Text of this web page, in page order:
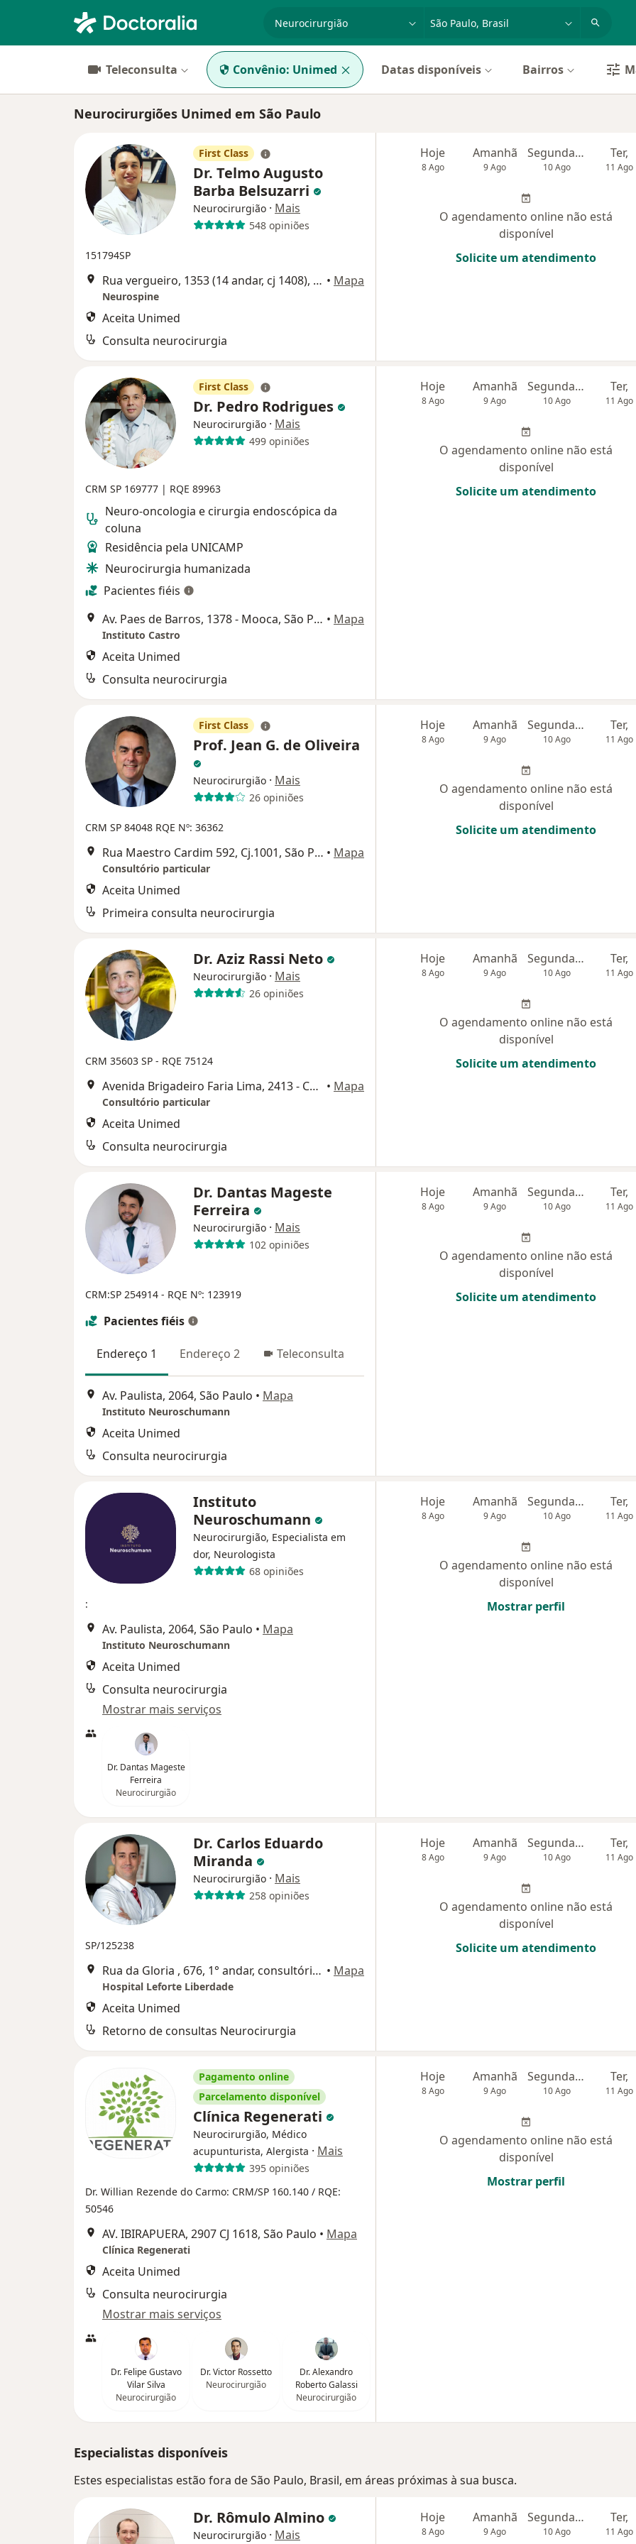
Teleconsulta Convênio: Unimed Datas disponíveis Bairros
Neurocirurgiões Unimed em São Paulo
First Class
Dr. Telmo Augusto
Barba Belsuzarri
Neurocirurgião · Mais
548 opiniões
151794SP
Rua vergueiro, 1353 (14 andar, cj 1408), São Paulo • Mapa
Neurospine
Aceita Unimed
Consulta neurocirurgia
Hoje
8 Ago
Amanhã
9 Ago
Segunda-feira
10 Ago
Ter,
11 Ago
O agendamento online não está
disponível
Solicite um atendimento
First Class
Dr. Pedro Rodrigues
Neurocirurgião · Mais
499 opiniões
CRM SP 169777 | RQE 89963
Neuro-oncologia e cirurgia endoscópica da
coluna
Residência pela UNICAMP
Neurocirurgia humanizada
Pacientes fiéis
Av. Paes de Barros, 1378 - Mooca, São Paulo • Mapa
Instituto Castro
Aceita Unimed
Consulta neurocirurgia
Hoje
8 Ago
Amanhã
9 Ago
Segunda-feira
10 Ago
Ter,
11 Ago
O agendamento online não está
disponível
Solicite um atendimento
First Class
Prof. Jean G. de Oliveira
Neurocirurgião · Mais
26 opiniões
CRM SP 84048 RQE Nº: 36362
Rua Maestro Cardim 592, Cj.1001, São Paulo • Mapa
Consultório particular
Aceita Unimed
Primeira consulta neurocirurgia
Hoje
8 Ago
Amanhã
9 Ago
Segunda-feira
10 Ago
Ter,
11 Ago
O agendamento online não está
disponível
Solicite um atendimento
Dr. Aziz Rassi Neto
Neurocirurgião · Mais
26 opiniões
CRM 35603 SP - RQE 75124
Avenida Brigadeiro Faria Lima, 2413 - Conj 71, São Paulo • Mapa
Consultório particular
Aceita Unimed
Consulta neurocirurgia
Hoje
8 Ago
Amanhã
9 Ago
Segunda-feira
10 Ago
Ter,
11 Ago
O agendamento online não está
disponível
Solicite um atendimento
Dr. Dantas Mageste
Ferreira
Neurocirurgião · Mais
102 opiniões
CRM:SP 254914 - RQE Nº: 123919
Pacientes fiéis
Endereço 1 Endereço 2 Teleconsulta
Av. Paulista, 2064, São Paulo • Mapa
Instituto Neuroschumann
Aceita Unimed
Consulta neurocirurgia
Hoje
8 Ago
Amanhã
9 Ago
Segunda-feira
10 Ago
Ter,
11 Ago
O agendamento online não está
disponível
Solicite um atendimento
Instituto
Neuroschumann
Neurocirurgião, Especialista em
dor, Neurologista
68 opiniões
:
Av. Paulista, 2064, São Paulo • Mapa
Instituto Neuroschumann
Aceita Unimed
Consulta neurocirurgia
Mostrar mais serviços
Dr. Dantas Mageste
Ferreira
Neurocirurgião
Hoje
8 Ago
Amanhã
9 Ago
Segunda-feira
10 Ago
Ter,
11 Ago
O agendamento online não está
disponível
Mostrar perfil
Dr. Carlos Eduardo
Miranda
Neurocirurgião · Mais
258 opiniões
SP/125238
Rua da Gloria , 676, 1° andar, consultório 15, São Paulo • Mapa
Hospital Leforte Liberdade
Aceita Unimed
Retorno de consultas Neurocirurgia
Hoje
8 Ago
Amanhã
9 Ago
Segunda-feira
10 Ago
Ter,
11 Ago
O agendamento online não está
disponível
Solicite um atendimento
Pagamento online
Parcelamento disponível
Clínica Regenerati
Neurocirurgião, Médico
acupunturista, Alergista · Mais
395 opiniões
Dr. Willian Rezende do Carmo: CRM/SP 160.140 / RQE:
50546
AV. IBIRAPUERA, 2907 CJ 1618, São Paulo • Mapa
Clínica Regenerati
Aceita Unimed
Consulta neurocirurgia
Mostrar mais serviços
Dr. Felipe Gustavo
Vilar Silva
Neurocirurgião
Dr. Victor Rossetto
Neurocirurgião
Dr. Alexandro
Roberto Galassi
Neurocirurgião
Hoje
8 Ago
Amanhã
9 Ago
Segunda-feira
10 Ago
Ter,
11 Ago
O agendamento online não está
disponível
Mostrar perfil
Especialistas disponíveis
Estes especialistas estão fora de São Paulo, Brasil, em áreas próximas à sua busca.
Dr. Rômulo Almino
Neurocirurgião · Mais
Hoje
8 Ago
Amanhã
9 Ago
Segunda-feira
10 Ago
Ter,
11 Ago